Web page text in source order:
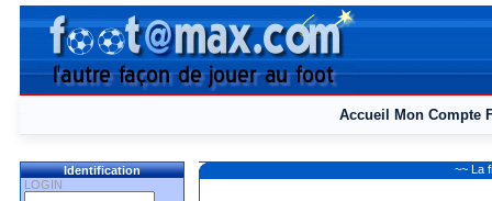
Accueil Mon Compte
Identification
LOGIN
~~ La